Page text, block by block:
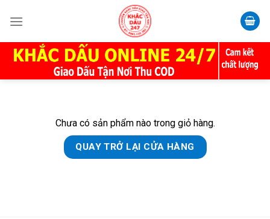
Chưa có sản phẩm nào trong giỏ hàng.
QUAY TRỞ LẠI CỬA HÀNG